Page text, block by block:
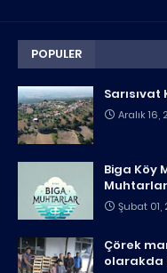
POPULER
Aralık 16,
Biga Köy
Şubat 01,
Çörek
olarakda